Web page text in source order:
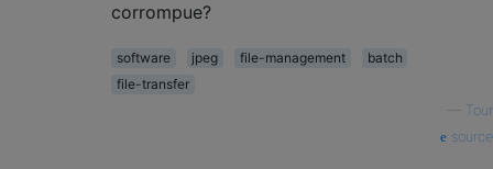
corrompue?
software jpeg file-management
batch
file-transfer
Tour
source